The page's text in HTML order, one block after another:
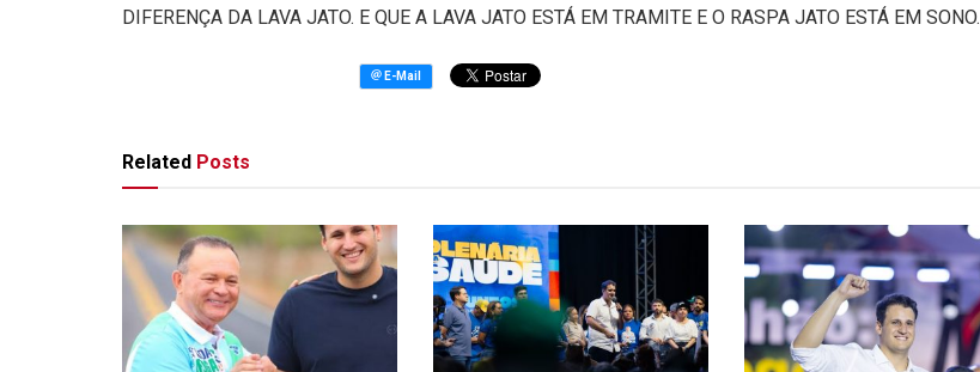
DIFERENÇA DA LAVA JATO. E QUE A LAVA JATO ESTÁ EM TRAMITE E O RASPA JATO ESTÁ EM SONO.
Related Posts